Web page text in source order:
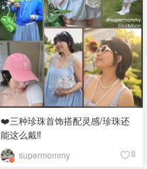
❤️三种珍珠首饰搭配灵感/珍珠还
能这么戴‼️
supermommy 8